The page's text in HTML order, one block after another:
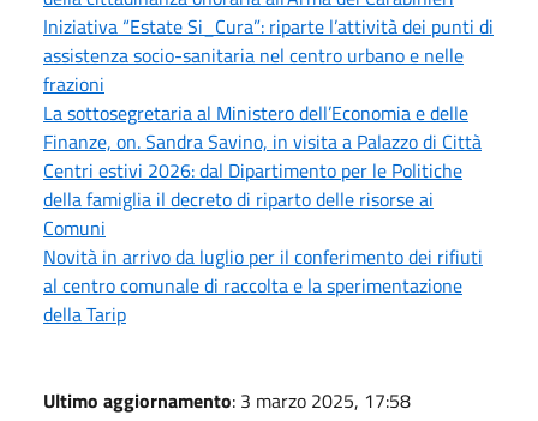
Iniziativa “Estate Si_Cura”: riparte l’attività dei punti di
assistenza socio-sanitaria nel centro urbano e nelle
frazioni
La sottosegretaria al Ministero dell’Economia e delle
Finanze, on. Sandra Savino, in visita a Palazzo di Città
Centri estivi 2026: dal Dipartimento per le Politiche
della famiglia il decreto di riparto delle risorse ai
Comuni
Novità in arrivo da luglio per il conferimento dei rifiuti
al centro comunale di raccolta e la sperimentazione
della Tarip
Ultimo aggiornamento: 3 marzo 2025, 17:58